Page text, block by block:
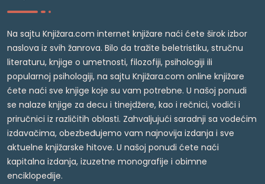
Na sajtu Knjižara.com internet knjižare naći ćete širok izbor
naslova iz svih žanrova. Bilo da tražite beletristiku, stručnu
literaturu, knjige o umetnosti, filozofiji, psihologiji ili
popularnoj psihologiji, na sajtu Knjižara.com online knjižare
ćete naći sve knjige koje su vam potrebne. U našoj ponudi
se nalaze knjige za decu i tinejdžere, kao i rečnici, vodiči i
priručnici iz različitih oblasti. Zahvaljujući saradnji sa vodećim
izdavačima, obezbeđujemo vam najnovija izdanja i sve
aktuelne knjižarske hitove. U našoj ponudi ćete naći
kapitalna izdanja, izuzetne monografije i obimne
enciklopedije.